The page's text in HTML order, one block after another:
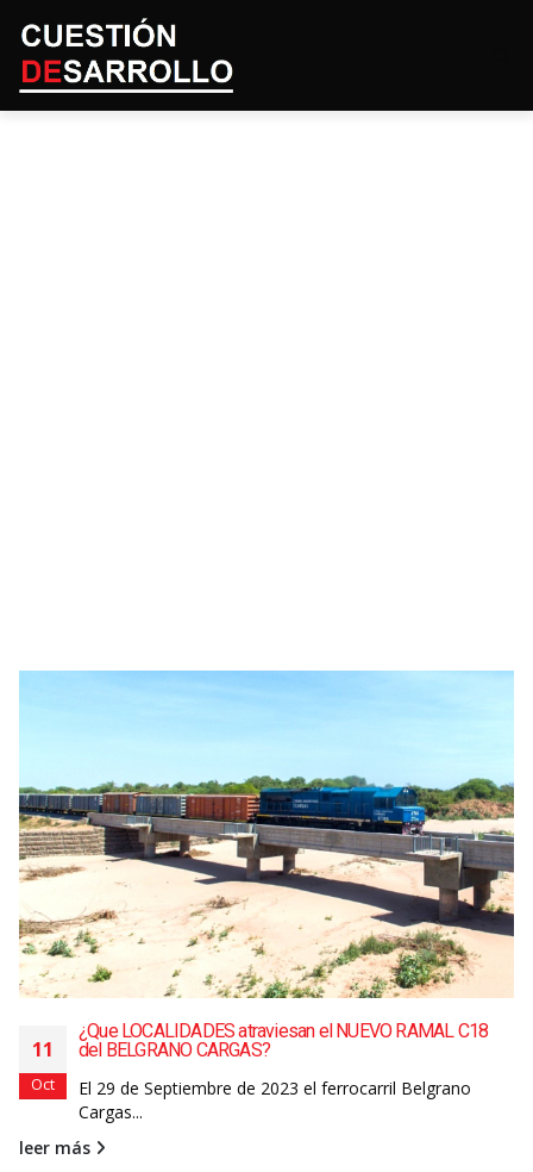
11
Oct
¿Que LOCALIDADES atraviesan el NUEVO RAMAL C18
del BELGRANO CARGAS?
El 29 de Septiembre de 2023 el ferrocarril Belgrano
Cargas...
leer más